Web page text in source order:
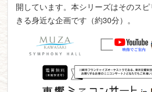
開しています。本シリーズはそのス
きる身近な企画です（約30分）。